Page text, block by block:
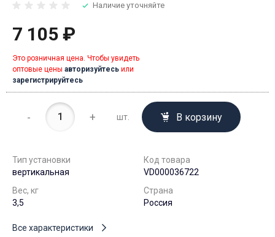
Наличие уточняйте
7 105 ₽
Это розничная цена. Чтобы увидеть
оптовые цены авторизуйтесь или
зарегистрируйтесь
- + шт. В корзину
Тип установки
вертикальная
Код товара
VD000036722
Вес, кг
3,5
Страна
Россия
Все характеристики